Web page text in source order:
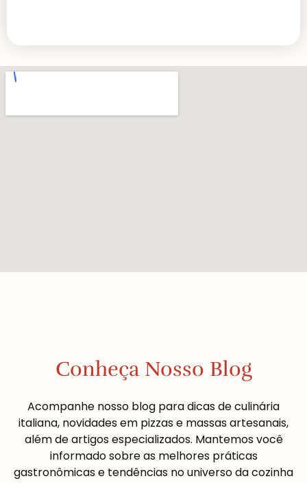
Conheça Nosso Blog
Acompanhe nosso blog para dicas de culinária
italiana, novidades em pizzas e massas artesanais,
além de artigos especializados. Mantemos você
informado sobre as melhores práticas
gastronômicas e tendências no universo da cozinha